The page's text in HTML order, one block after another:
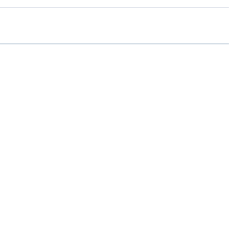
et masquer les informations
à maintenir.